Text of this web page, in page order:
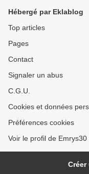
Hébergé par Eklablog
Top articles
Pages
Contact
Signaler un abus
C.G.U.
Cookies et données
Préférences cookies
Voir le profil de